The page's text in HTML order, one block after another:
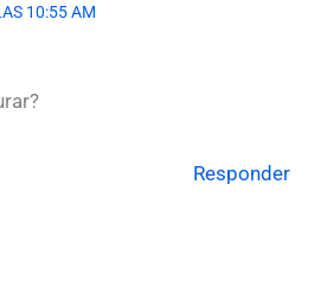
10:55 AM
Responder